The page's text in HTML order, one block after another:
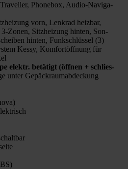
Tra­vel­ler, Phone­box, Audio-Navi­ga­
vorn, Lenk­rad heiz­bar,
Sitz­hei­zung hin­ten, Son­
hin­ten, Funk­schlüs­sel (3)
Kes­sy, Kom­fortöff­nung für
elektr. betä­tigt (öff­nen + schlies­
unter Gepäck­raum­ab­de­ckung